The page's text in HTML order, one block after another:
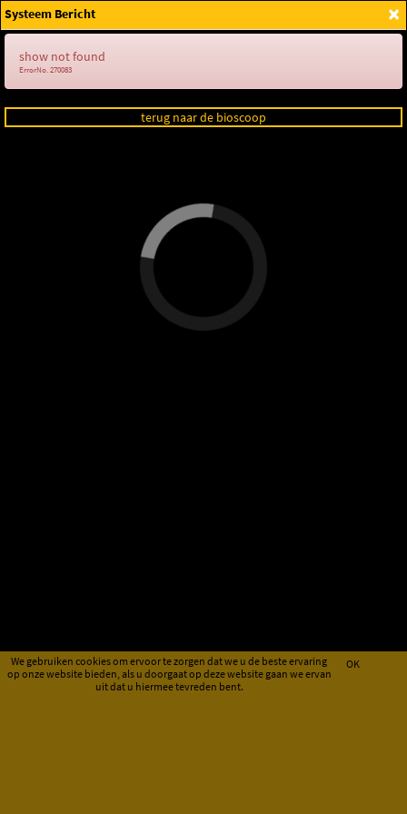
Login
We gebruiken cookies om ervoor te zorgen dat we u de beste ervaring
op onze website bieden, als u doorgaat op deze website gaan we ervan
uit dat u hiermee tevreden bent.
OK
×
Systeem Bericht
show not found
ErrorNo. 270083
terug naar de bioscoop